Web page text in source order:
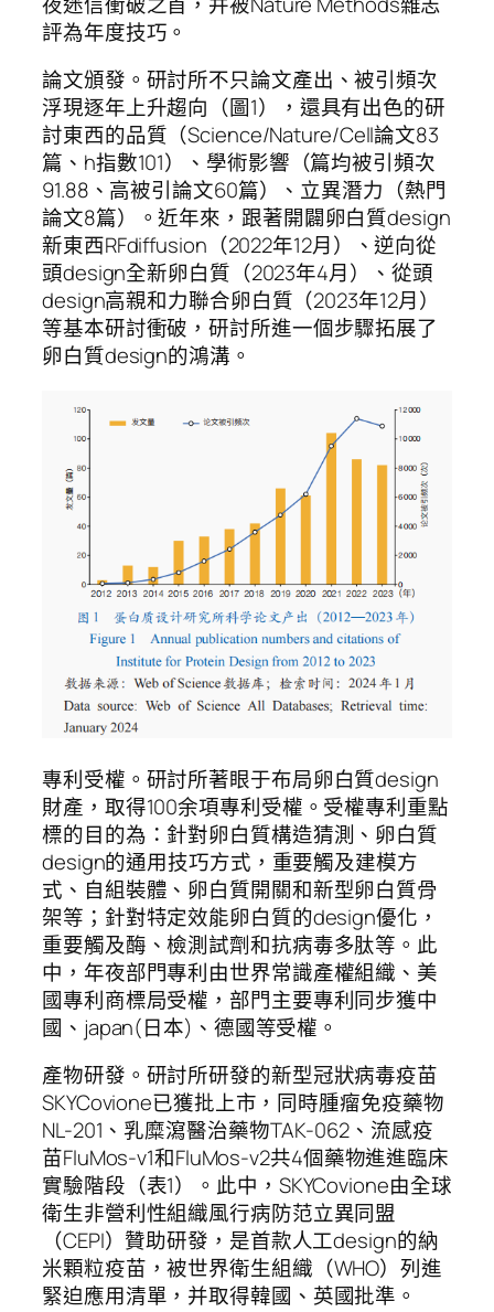
評為年度技巧。
論文頒發。研討所不只論文產出、被引頻次
浮現逐年上升趨向（圖1），還具有出色的研
討東西的品質（Science/Nature/Cell論文83
篇、h指數101）、學術影響（篇均被引頻次
91.88、高被引論文60篇）、立異潛力（熱門
論文8篇）。近年來，跟著開闢卵白質design
新東西RFdiffusion（2022年12月）、逆向從
頭design全新卵白質（2023年4月）、從頭
design高親和力聯合卵白質（2023年12月）
等基本研討衝破，研討所進一個步驟拓展了
卵白質design的鴻溝。
專利受權。研討所著眼于布局卵白質design
財產，取得100余項專利受權。受權專利重點
標的目的為：針對卵白質構造猜測、卵白質
design的通用技巧方式，重要觸及建模方
式、自組裝體、卵白質開關和新型卵白質骨
架等；針對特定效能卵白質的design優化，
重要觸及酶、檢測試劑和抗病毒多肽等。此
中，年夜部門專利由世界常識產權組織、美
國專利商標局受權，部門主要專利同步獲中
國、japan(日本)、德國等受權。
產物研發。研討所研發的新型冠狀病毒疫苗
SKYCovione已獲批上市，同時腫瘤免疫藥物
NL-201、乳糜瀉醫治藥物TAK-062、流感疫
苗FluMos-v1和FluMos-v2共4個藥物進進臨床
實驗階段（表1）。此中，SKYCovione由全球
衛生非營利性組織風行病防范立異同盟
（CEPI）贊助研發，是首款人工design的納
米顆粒疫苗，被世界衛生組織（WHO）列進
緊迫應用清單，并取得韓國、英國批準。